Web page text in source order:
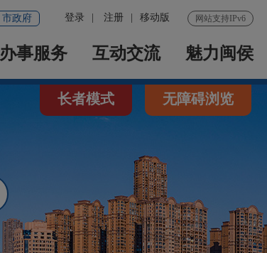
网站支持IPv6
登录 注册 移动版
市政府
办事服务 互动交流 魅力闽侯
长者模式 无障碍浏览